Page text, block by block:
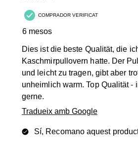
COMPRADOR VERIFICAT
6 mesos
Dies ist die beste Qualität, die
Kaschmirpullovern hatte. Der
und leicht zu tragen, gibt aber
unheimlich warm. Top Qualität -
gerne.
Tradueix amb Google
Sí, Recomano aquest